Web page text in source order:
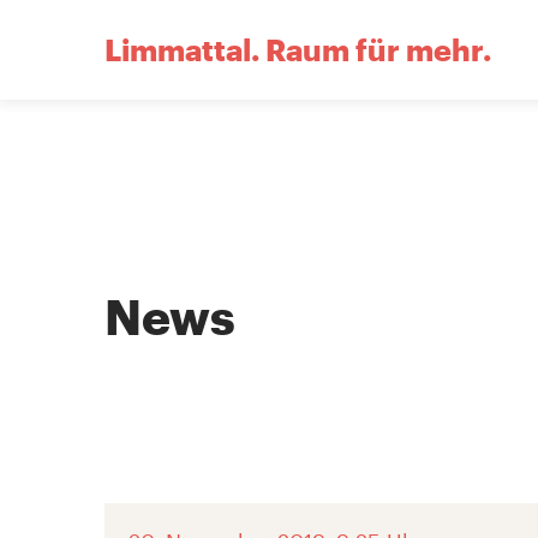
Limmattal. Raum für mehr.
News